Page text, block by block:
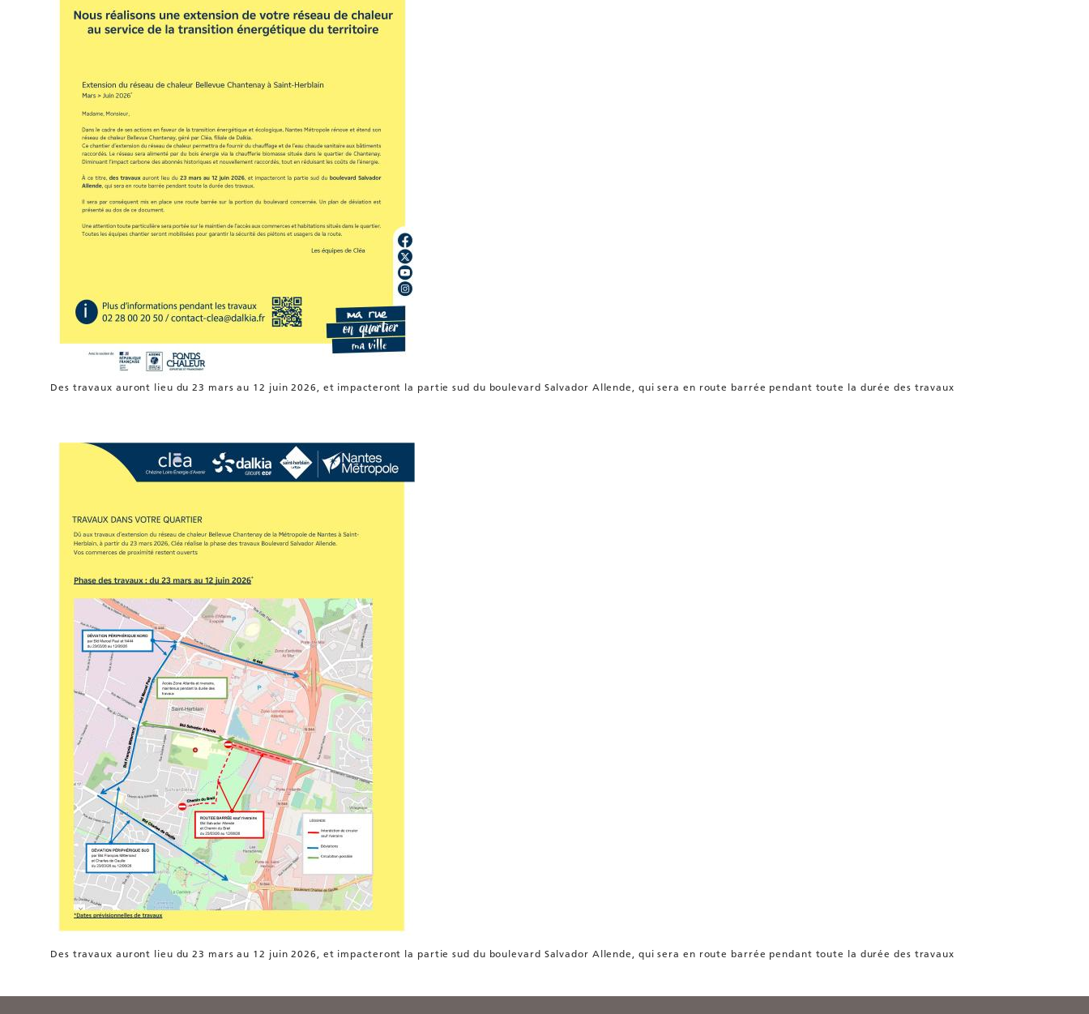
Des travaux auront lieu du 23 mars au 12 juin 2026, et impacteront la partie sud du boulevard Salvador Allende, qui sera en route barrée pendant toute la durée des travaux
Des travaux auront lieu du 23 mars au 12 juin 2026, et impacteront la partie sud du boulevard Salvador Allende, qui sera en route barrée pendant toute la durée des travaux